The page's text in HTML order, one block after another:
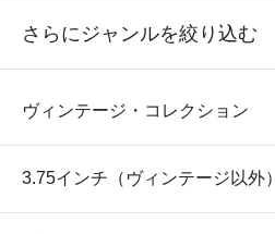
さらにジャンルを絞り込む
ヴィンテージ・コレクション
3.75インチ（ヴィンテージ以外）